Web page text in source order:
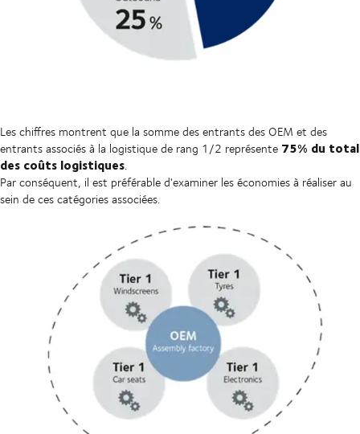
Les chiffres montrent que la somme des entrants des OEM et des
entrants associés à la logistique de rang 1/2 représente 75% du total
des coûts logistiques.
Par conséquent, il est préférable d'examiner les économies à réaliser au
sein de ces catégories associées.